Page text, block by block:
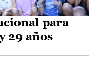
para
29 años